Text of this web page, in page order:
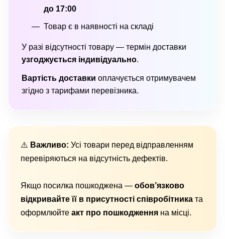
до 17:00
Товар є в наявності на складі
У разі відсутності товару — термін доставки
узгоджується індивідуально.
Вартість доставки оплачується отримувачем
згідно з тарифами перевізника.
⚠️ Важливо: Усі товари перед відправленням
перевіряються на відсутність дефектів.
Якщо посилка пошкоджена — обов’язково
відкривайте її в присутності співробітника та
оформлюйте акт про пошкодження на місці.